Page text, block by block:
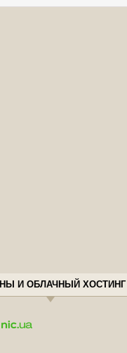
И ОБЛАЧНЫЙ ХОСТИНГ